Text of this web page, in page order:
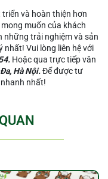
và hoàn thiện hơn
muốn của khách
những trải nghiệm và sản
Vui lòng liên hệ với
Hoặc qua trực tiếp văn
Hà Nội.Để được tư
nhất!